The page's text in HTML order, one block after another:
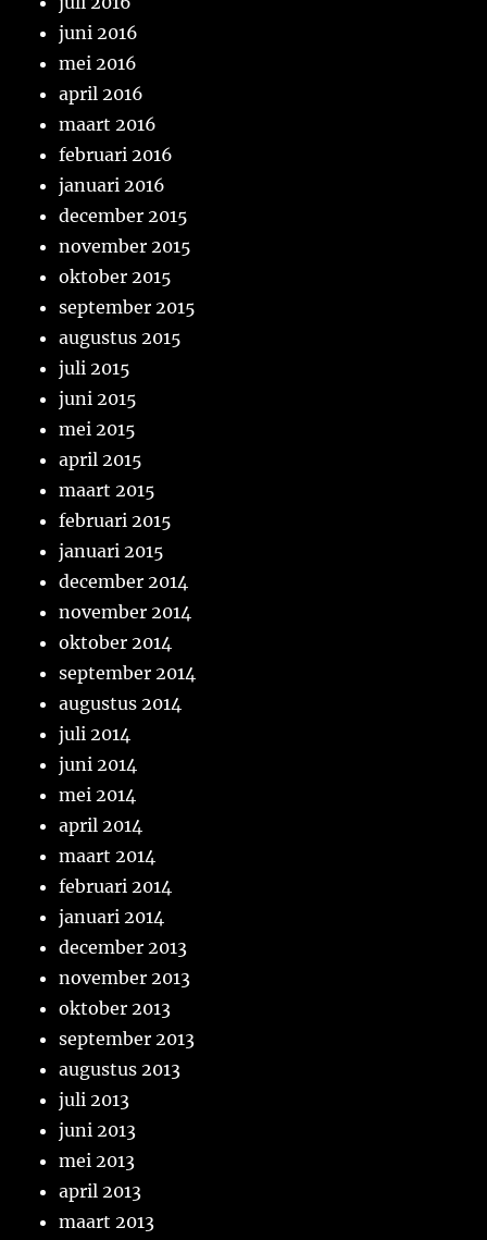
juni 2016
mei 2016
april 2016
maart 2016
februari 2016
januari 2016
december 2015
november 2015
oktober 2015
september 2015
augustus 2015
juli 2015
juni 2015
mei 2015
april 2015
maart 2015
februari 2015
januari 2015
december 2014
november 2014
oktober 2014
september 2014
augustus 2014
juli 2014
juni 2014
mei 2014
april 2014
maart 2014
februari 2014
januari 2014
december 2013
november 2013
oktober 2013
september 2013
augustus 2013
juli 2013
juni 2013
mei 2013
april 2013
maart 2013